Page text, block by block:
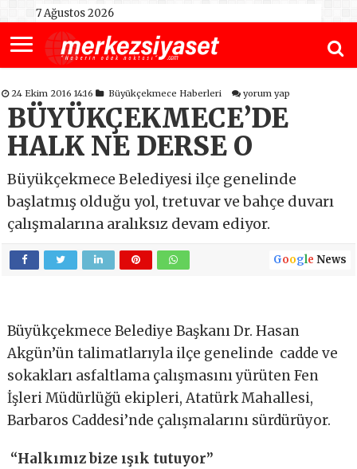
7 Ağustos 2026
24 Ekim 2016 14:16 Büyükçekmece Haberleri yorum yap
BÜYÜKÇEKMECE’DE
HALK NE DERSE O
Büyükçekmece Belediyesi ilçe genelinde
başlatmış olduğu yol, tretuvar ve bahçe duvarı
çalışmalarına aralıksız devam ediyor.
Google News
Büyükçekmece Belediye Başkanı Dr. Hasan
Akgün’ün talimatlarıyla ilçe genelinde cadde ve
sokakları asfaltlama çalışmasını yürüten Fen
İşleri Müdürlüğü ekipleri, Atatürk Mahallesi,
Barbaros Caddesi’nde çalışmalarını sürdürüyor.
“Halkımız bize ışık tutuyor”